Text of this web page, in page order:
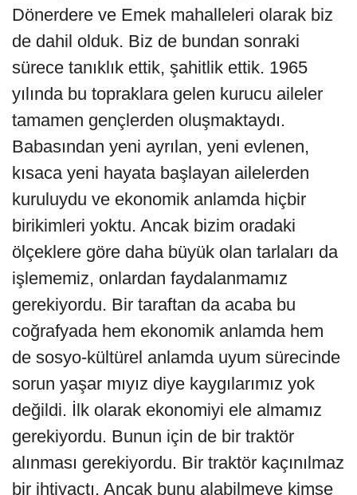
Dönerdere ve Emek mahalleleri olarak biz
de dahil olduk. Biz de bundan sonraki
sürece tanıklık ettik, şahitlik ettik. 1965
yılında bu topraklara gelen kurucu aileler
tamamen gençlerden oluşmaktaydı.
Babasından yeni ayrılan, yeni evlenen,
kısaca yeni hayata başlayan ailelerden
kuruluydu ve ekonomik anlamda hiçbir
birikimleri yoktu. Ancak bizim oradaki
ölçeklere göre daha büyük olan tarlaları da
işlememiz, onlardan faydalanmamız
gerekiyordu. Bir taraftan da acaba bu
coğrafyada hem ekonomik anlamda hem
de sosyo-kültürel anlamda uyum sürecinde
sorun yaşar mıyız diye kaygılarımız yok
değildi. İlk olarak ekonomiyi ele almamız
gerekiyordu. Bunun için de bir traktör
alınması gerekiyordu. Bir traktör kaçınılmaz
bir ihtiyaçtı. Ancak bunu alabilmeye kimse